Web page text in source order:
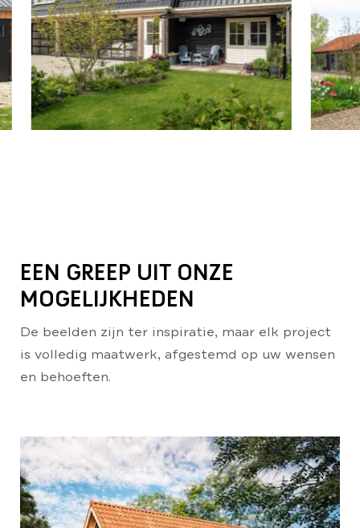
EEN GREEP UIT ONZE
MOGELIJKHEDEN
De beelden zijn ter inspiratie, maar elk project
is volledig maatwerk, afgestemd op uw wensen
en behoeften.